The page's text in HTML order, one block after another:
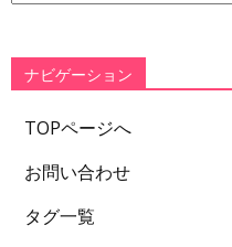
ー
ナビゲーション
TOPページへ
お問い合わせ
タグ一覧